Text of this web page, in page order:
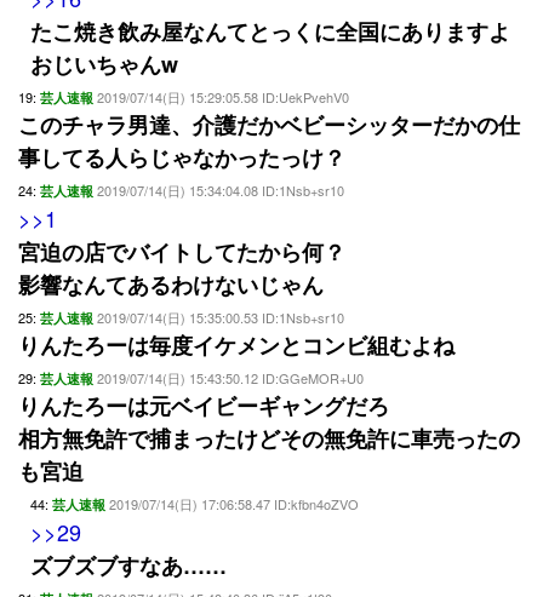
たこ焼き飲み屋なんてとっくに全国にありますよ
おじいちゃんw
19: 芸人速報 2019/07/14(日) 15:29:05.58 ID:UekPvehV0
このチャラ男達、介護だかベビーシッターだかの仕
事してる人らじゃなかったっけ？
24: 芸人速報 2019/07/14(日) 15:34:04.08 ID:1Nsb+sr10
>>1
宮迫の店でバイトしてたから何？
影響なんてあるわけないじゃん
25: 芸人速報 2019/07/14(日) 15:35:00.53 ID:1Nsb+sr10
りんたろーは毎度イケメンとコンビ組むよね
29: 芸人速報 2019/07/14(日) 15:43:50.12 ID:GGeMOR+U0
りんたろーは元ベイビーギャングだろ
相方無免許で捕まったけどその無免許に車売ったの
も宮迫
44: 芸人速報 2019/07/14(日) 17:06:58.47 ID:kfbn4oZVO
>>29
ズブズブすなあ……